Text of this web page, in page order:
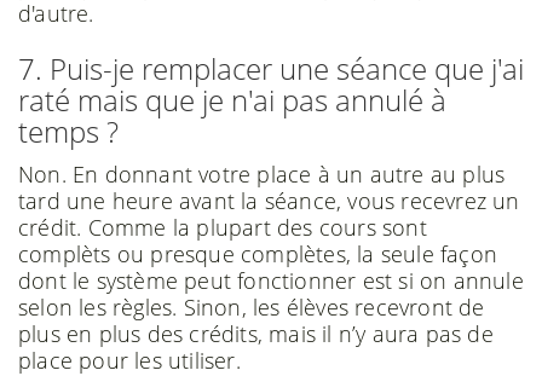
d'autre.
7. Puis-je remplacer une séance que j'ai
raté mais que je n'ai pas annulé à
temps ?
Non. En donnant votre place à un autre au plus
tard une heure avant la séance, vous recevrez un
crédit. Comme la plupart des cours sont
complèts ou presque complètes, la seule façon
dont le système peut fonctionner est si on annule
selon les règles. Sinon, les élèves recevront de
plus en plus des crédits, mais il n’y aura pas de
place pour les utiliser.